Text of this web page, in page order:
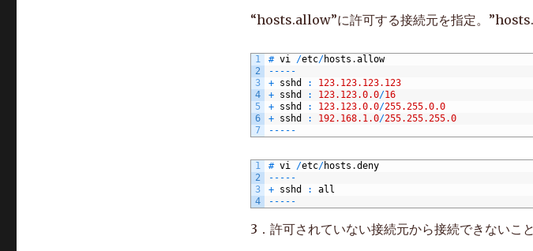
“hosts.allow”に許可する接続元を指定。
1
2
3
4
5
6
7
# vi /etc/hosts .allow
-- -- -
+ sshd :
123.123.123.123
+ sshd : 123.123.0.0/16
+ sshd : 123.123.0.0/255.255.0.0
+ sshd : 192.168.1.0/255.255.255.0
-- -- -
1
2
3
4
# vi /etc/hosts .deny
-- -- -
+ sshd :
all
-- -- -
3．許可されていない接続元から接続できないこ